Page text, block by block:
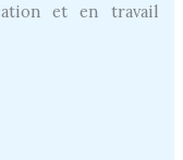
et en travail